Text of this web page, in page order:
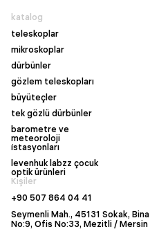
katalog
teleskoplar
mikroskoplar
dürbünler
gözlem teleskopları
büyüteçler
tek gözlü dürbünler
barometre ve
meteoroloji
i̇stasyonları
levenhuk labzz çocuk
optik ürünleri
Kişiler
+90 507 864 04 41
Seymenli Mah., 45131 Sokak, Bina
No:9, Ofis No:33, Mezitli / Mersin